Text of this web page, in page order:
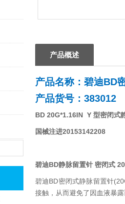
产品概述
产品名称：碧迪BD
产品货号：383012
BD 20G*1.16IN Y 型密闭式
国械注进20153142208
碧迪BD静脉留置针 密闭式
碧迪BD密闭式静脉留置针
接触，从而避免了因血液暴